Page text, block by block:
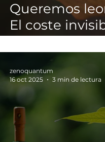
Queremos
El coste
zenoquantum
16 oct 2025
3 min de lectura